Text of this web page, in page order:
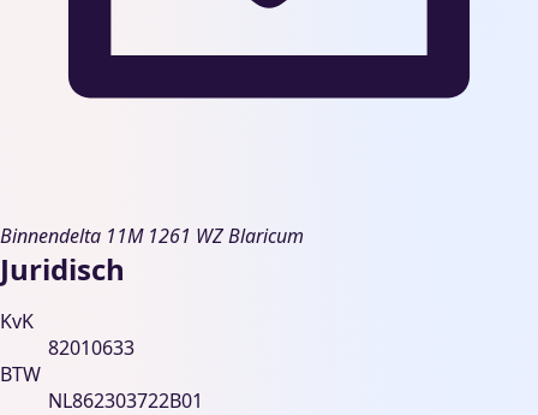
Binnendelta 11M 1261 WZ Blaricum
Juridisch
KvK
82010633
BTW
NL862303722B01